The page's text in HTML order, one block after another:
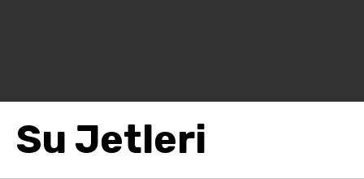
Su Jetleri